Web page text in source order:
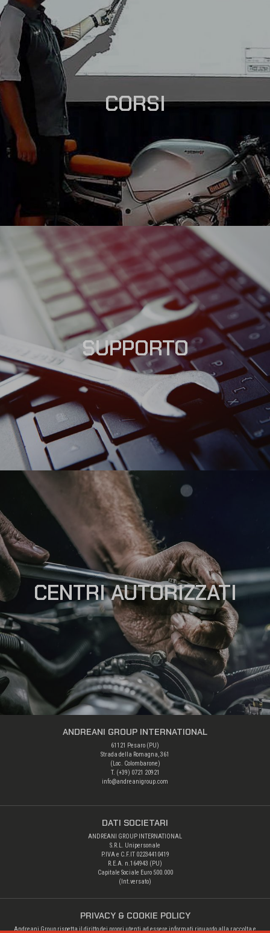
CORSI
SUPPORTO
CENTRI AUTORIZZATI
ANDREANI GROUP INTERNATIONAL
61121 Pesaro (PU)
Strada della Romagna, 361
(Loc. Colombarone)
T. (+39) 0721 20921
info@andreanigroup.com
DATI SOCIETARI
ANDREANI GROUP INTERNATIONAL
S.R.L. Unipersonale
P.IVA e C.F.IT 02234410419
R.E.A. n.164943 (PU)
Capitale Sociale Euro 500.000
(Int.versato)
PRIVACY & COOKIE POLICY
Andreani Group rispetta il diritto dei propri utenti ad essere informati riguardo alla raccolta e